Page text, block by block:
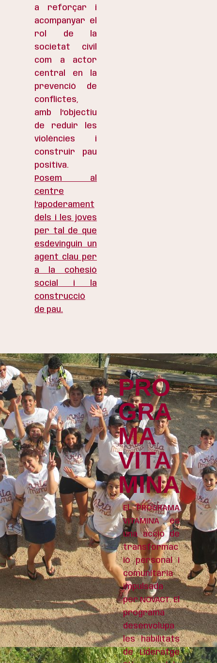
a reforçar i
acompanyar el
rol de la
societat civil
com a actor
central en la
prevenció de
conflictes,
amb l’objectiu
de reduir les
violències i
construir pau
positiva.
Posem al
centre
l’apoderament
dels i les joves
per tal de que
esdevinguin un
agent clau per
a la cohesió
social i la
construcció
de pau.
PRO
GRA
MA
VITA
MINA
El PROGRAMA
VITAMINAés
una acció de
transformac
ió personal i
comunitària
impulsada
perNOVACT. El
programa
desenvolupa
les habilitats
de Lideratge